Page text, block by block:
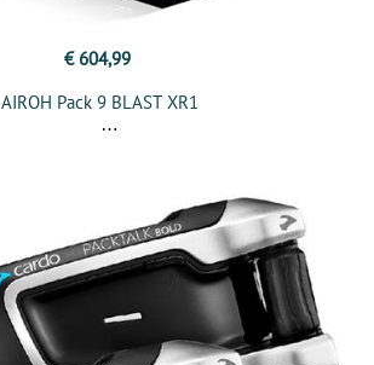
€ 604,99
AIROH Pack 9 BLAST XR1